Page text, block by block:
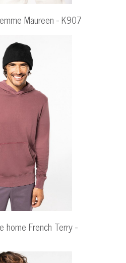
Maureen - K907
home French Terry -